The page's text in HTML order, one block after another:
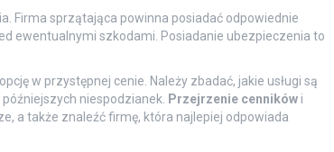
Firma sprzątająca powinna posiadać odpowiednie
ewentualnymi szkodami. Posiadanie ubezpieczenia to
w przystępnej cenie. Należy zbadać, jakie usługi są
niespodzianek.
Przejrzenie cennikówi
a także znaleźć firmę, która najlepiej odpowiada